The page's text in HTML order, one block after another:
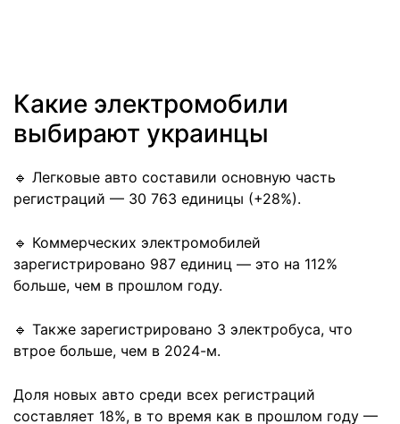
Какие электромобили
выбирают украинцы
🔹 Легковые авто составили основную часть
регистраций — 30 763 единицы (+28%).
🔹 Коммерческих электромобилей
зарегистрировано 987 единиц — это на 112%
больше, чем в прошлом году.
🔹 Также зарегистрировано 3 электробуса, что
втрое больше, чем в 2024-м.
Доля новых авто среди всех регистраций
составляет 18%, в то время как в прошлом году —